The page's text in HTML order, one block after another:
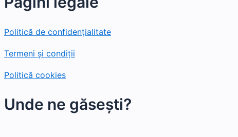
Politică de confidențialitate
Termeni și condiții
Politică cookies
Unde ne găsești?